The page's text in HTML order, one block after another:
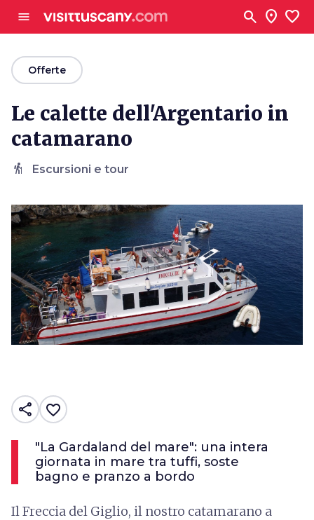
menu search location_on favorite
arrow_backOfferte
Le calette dell'Argentario in
catamarano
hiking Escursioni e tour
share favorite_border
"La Gardaland del mare": una intera
giornata in mare tra tuffi, soste
bagno e pranzo a bordo
Il Freccia del Giglio, il nostro catamarano a